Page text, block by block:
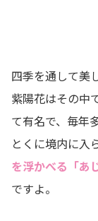
四季を通して美
紫陽花はその中
て有名で、毎年
とくに境内に入
を浮かべる「あ
ですよ。